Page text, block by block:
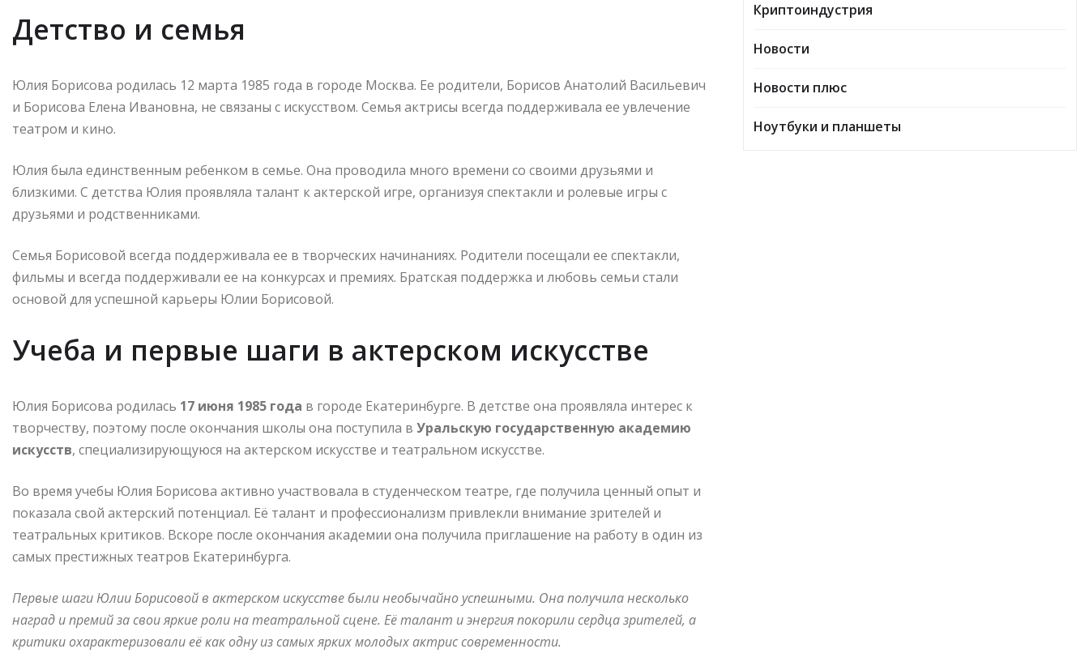
Детство и семья
Юлия Борисова родилась 12 марта 1985 года в городе Москва. Ее родители, Борисов Анатолий Васильевич
и Борисова Елена Ивановна, не связаны с искусством. Семья актрисы всегда поддерживала ее увлечение
театром и кино.
Юлия была единственным ребенком в семье. Она проводила много времени со своими друзьями и
близкими. С детства Юлия проявляла талант к актерской игре, организуя спектакли и ролевые игры с
друзьями и родственниками.
Семья Борисовой всегда поддерживала ее в творческих начинаниях. Родители посещали ее спектакли,
фильмы и всегда поддерживали ее на конкурсах и премиях. Братская поддержка и любовь семьи стали
основой для успешной карьеры Юлии Борисовой.
Учеба и первые шаги в актерском искусстве
Юлия Борисова родилась 17 июня 1985 года в городе Екатеринбурге. В детстве она проявляла интерес к
творчеству, поэтому после окончания школы она поступила в Уральскую государственную академию
искусств, специализирующуюся на актерском искусстве и театральном искусстве.
Во время учебы Юлия Борисова активно участвовала в студенческом театре, где получила ценный опыт и
показала свой актерский потенциал. Её талант и профессионализм привлекли внимание зрителей и
театральных критиков. Вскоре после окончания академии она получила приглашение на работу в один из
самых престижных театров Екатеринбурга.
Первые шаги Юлии Борисовой в актерском искусстве были необычайно успешными. Она получила несколько
наград и премий за свои яркие роли на театральной сцене. Её талант и энергия покорили сердца зрителей, а
критики охарактеризовали её как одну из самых ярких молодых актрис современности.
Криптоиндустрия
Новости
Новости плюс
Ноутбуки и планшеты